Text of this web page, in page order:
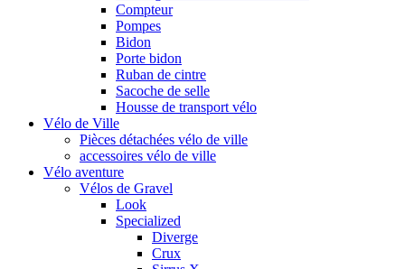
Compteur
Pompes
Bidon
Porte bidon
Ruban de cintre
Sacoche de selle
Housse de transport vélo
Vélo de Ville
Pièces détachées vélo de ville
accessoires vélo de ville
Vélo aventure
Vélos de Gravel
Look
Specialized
Diverge
Crux